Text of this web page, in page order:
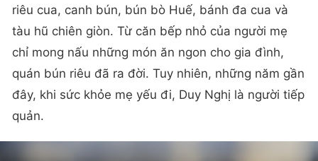
riêu cua, canh bún, bún bò Huế, bánh đa cua và
tàu hũ chiên giòn. Từ căn bếp nhỏ của người mẹ
chỉ mong nấu những món ăn ngon cho gia đình,
quán bún riêu đã ra đời. Tuy nhiên, những năm gần
đây, khi sức khỏe mẹ yếu đi, Duy Nghị là người tiếp
quản.